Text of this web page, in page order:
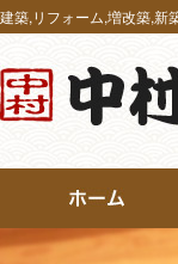
建築,リフォーム,増改築,